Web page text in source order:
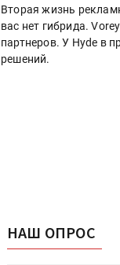
Вторая жизнь
вас нет гибрида.
партнеров. У Hyde в
решений.
НАШ ОПРОС